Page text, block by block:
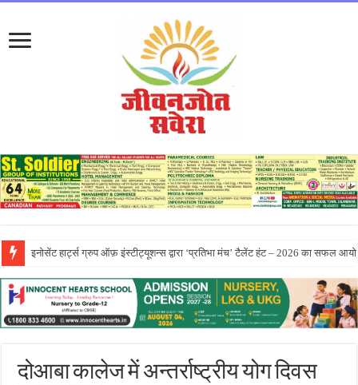
सीटी ग्रुप ने पांच दिवसीय आरंभ 2026 कार्येक्रम का भव्य समापन किया
दोआबा कालेज में अन्तर्राष्ट्रीय योग दिवस